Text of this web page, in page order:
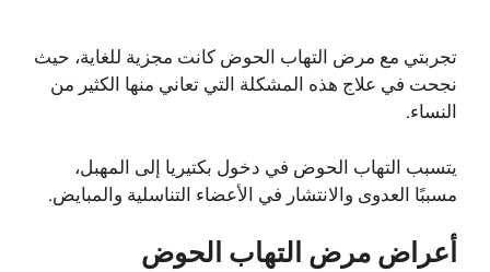
تجربتي مع مرض التهاب الحوض كانت مجزية للغاية، حيث
نجحت في علاج هذه المشكلة التي تعاني منها الكثير من
النساء.
يتسبب التهاب الحوض في دخول بكتيريا إلى المهبل،
مسببًا العدوى والانتشار في الأعضاء التناسلية والمبايض.
أعراض مرض التهاب الحوض